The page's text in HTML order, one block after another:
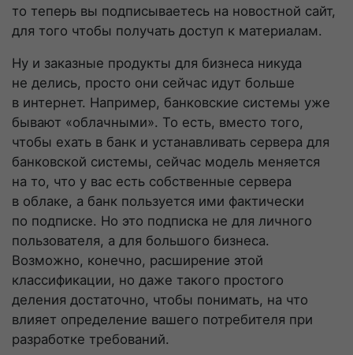
то теперь вы подписываетесь на новостной сайт,
для того чтобы получать доступ к материалам.
Ну и заказные продукты для бизнеса никуда
не делись, просто они сейчас идут больше
в интернет. Например, банковские системы уже
бывают «облачными». То есть, вместо того,
чтобы ехать в банк и устанавливать сервера для
банковской системы, сейчас модель меняется
на то, что у вас есть собственные сервера
в облаке, а банк пользуется ими фактически
по подписке. Но это подписка не для личного
пользователя, а для большого бизнеса.
Возможно, конечно, расширение этой
классификации, но даже такого простого
деления достаточно, чтобы понимать, на что
влияет определение вашего потребителя при
разработке требований.